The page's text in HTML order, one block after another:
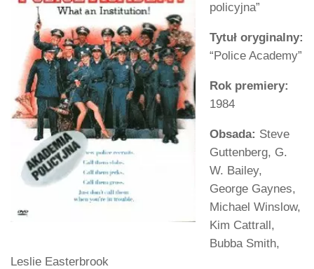
policyjna”
Tytuł oryginalny:
“Police Academy”
Rok premiery:
1984
Obsada: Steve
Guttenberg, G.
W. Bailey,
George Gaynes,
Michael Winslow,
Kim Cattrall,
Bubba Smith,
Leslie Easterbrook